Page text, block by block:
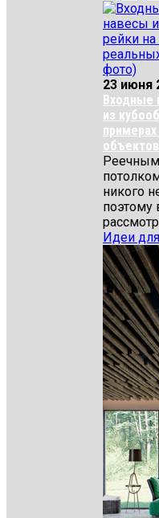
23 июня
Входные
из
никого
поэтому
Идеи